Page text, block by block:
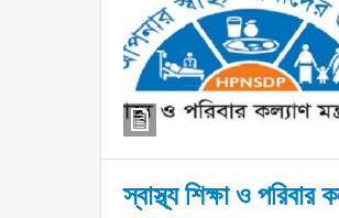
স্বাস্থ্য শিক্ষা ও